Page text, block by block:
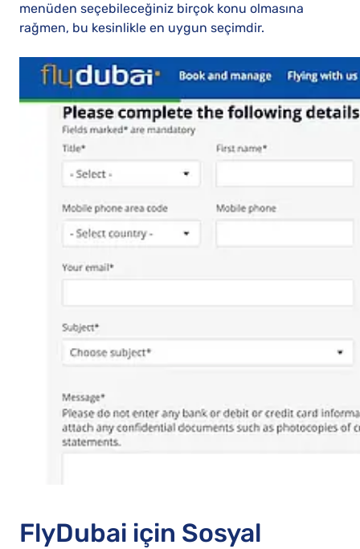
menüden seçebileceğiniz birçok konu olmasına
rağmen, bu kesinlikle en uygun seçimdir.
FlyDubai için Sosyal